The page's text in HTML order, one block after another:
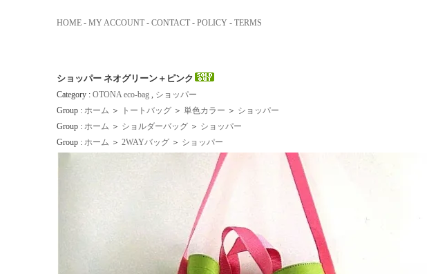
HOME - MY ACCOUNT - CONTACT - POLICY - TERMS
ショッパー ネオグリーン＋ピンク
Category : OTONA eco-bag , ショッパー
Group : ホーム ＞ トートバッグ ＞ 単色カラー ＞ ショッパー
Group : ホーム ＞ ショルダーバッグ ＞ ショッパー
Group : ホーム ＞ 2WAYバッグ ＞ ショッパー